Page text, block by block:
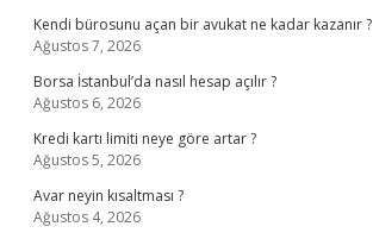
Kendi bürosunu açan bir avukat ne kadar kazanır ?
Ağustos 7, 2026
Borsa İstanbul’da nasıl hesap açılır ?
Ağustos 6, 2026
Kredi kartı limiti neye göre artar ?
Ağustos 5, 2026
Avar neyin kısaltması ?
Ağustos 4, 2026